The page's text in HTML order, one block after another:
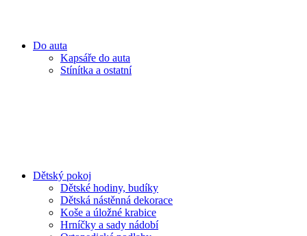
Do auta
Kapsáře do auta
Stínítka a ostatní
Dětský pokoj
Dětské hodiny, budíky
Dětská nástěnná dekorace
Koše a úložné krabice
Hrníčky a sady nádobí